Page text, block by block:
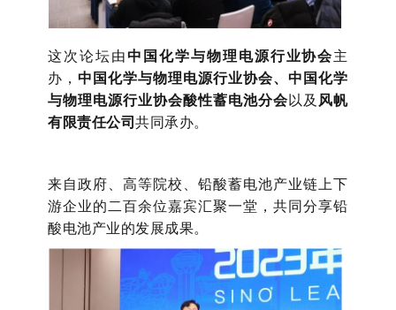
这次论坛由中国化学与物理电源行业协会主
办，中国化学与物理电源行业协会、中国化学
与物理电源行业协会酸性蓄电池分会以及 风帆
有限责任公司共同承办。
来自政府、高等院校、铅酸蓄电池产业链上下
游企业的二百余位嘉宾汇聚一堂，共同分享铅
酸电池产业的发展成果。